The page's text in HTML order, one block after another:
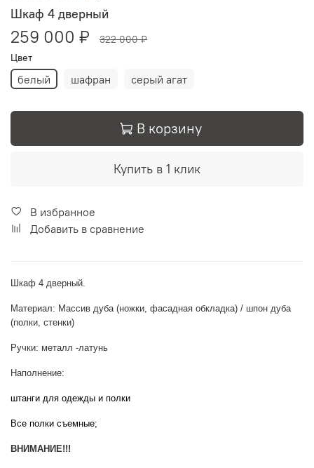
Шкаф 4 дверный
259 000 ₽
322 000 ₽
Цвет
белый шафран серый агат
В корзину
Купить в 1 клик
В избранное
Добавить в сравнение
Шкаф 4 дверный.
Материал: Массив дуба (ножки, фасадная обкладка) / шпон дуба
(полки, стенки)
Ручки: металл -латунь
Наполнение:
штанги для одежды и полки
Все полки съемные;
ВНИМАНИЕ!!!